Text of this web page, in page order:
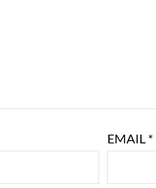
EMAIL *